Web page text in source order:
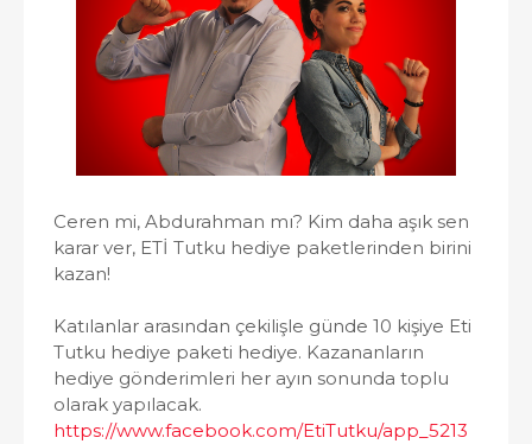
Ceren mi, Abdurahman mı? Kim daha aşık sen
karar ver, ETİ Tutku hediye paketlerinden birini
kazan!
Katılanlar arasından çekilişle günde 10 kişiye Eti
Tutku hediye paketi hediye. Kazananların
hediye gönderimleri her ayın sonunda toplu
olarak yapılacak.
https://www.facebook.com/EtiTutku/app_5213